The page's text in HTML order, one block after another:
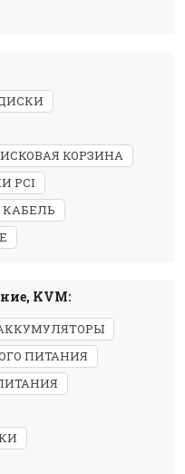
КОРЗИНА
PCI
КАБЕЛЬ
KVM:
ПИТАНИЯ